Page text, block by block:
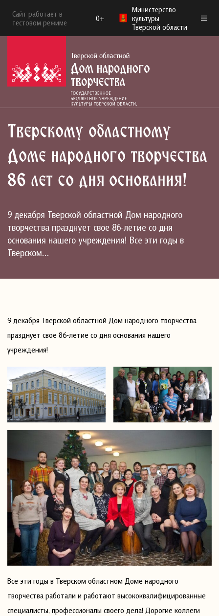
Сайт работает в
тестовом режиме
0+
Министерство
культуры
Тверской области
Тверскому областному
Доме народного творчества
86 лет со дня основания!
9 декабря Тверской областной Дом народного
творчества празднует свое 86-летие со дня
основания нашего учреждения! Все эти годы в
Тверском…
9 декабря Тверской областной Дом народного творчества
празднует свое 86-летие со дня основания нашего
учреждения!
Все эти годы в Тверском областном Доме народного
творчества работали и работают высококвалифицированные
специалисты, профессионалы своего дела! Дорогие коллеги